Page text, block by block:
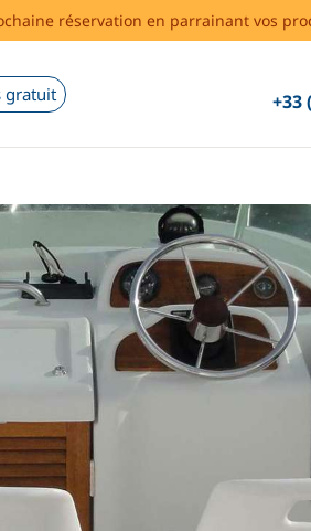
réservation en parrainant vos
gratuit +33